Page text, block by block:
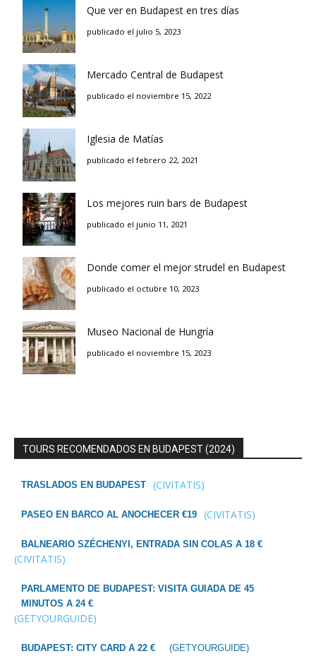
Que ver en Budapest en tres días
publicado el julio 5, 2023
Mercado Central de Budapest
publicado el noviembre 15, 2022
Iglesia de Matías
publicado el febrero 22, 2021
Los mejores ruin bars de Budapest
publicado el junio 11, 2021
Donde comer el mejor strudel en Budapest
publicado el octubre 10, 2023
Museo Nacional de Hungría
publicado el noviembre 15, 2023
TOURS RECOMENDADOS EN BUDAPEST (2024)
TRASLADOS EN BUDAPEST (CIVITATIS)
PASEO EN BARCO AL ANOCHECER €19 (CIVITATIS)
BALNEARIO SZÉCHENYI, ENTRADA SIN COLAS A 18 €
(CIVITATIS)
PARLAMENTO DE BUDAPEST: VISITA GUIADA DE 45
MINUTOS A 24 €
(GETYOURGUIDE)
BUDAPEST: CITY CARD A 22 €
(GETYOURGUIDE)